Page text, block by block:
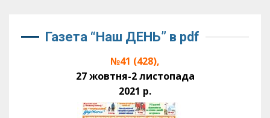
Газета “Наш ДЕНЬ” в pdf
№41 (428),
27 жовтня-2 листопада
2021 р.